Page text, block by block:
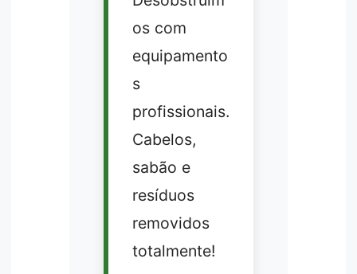
os com
equipamento
s
profissionais.
Cabelos,
sabão e
resíduos
removidos
totalmente!